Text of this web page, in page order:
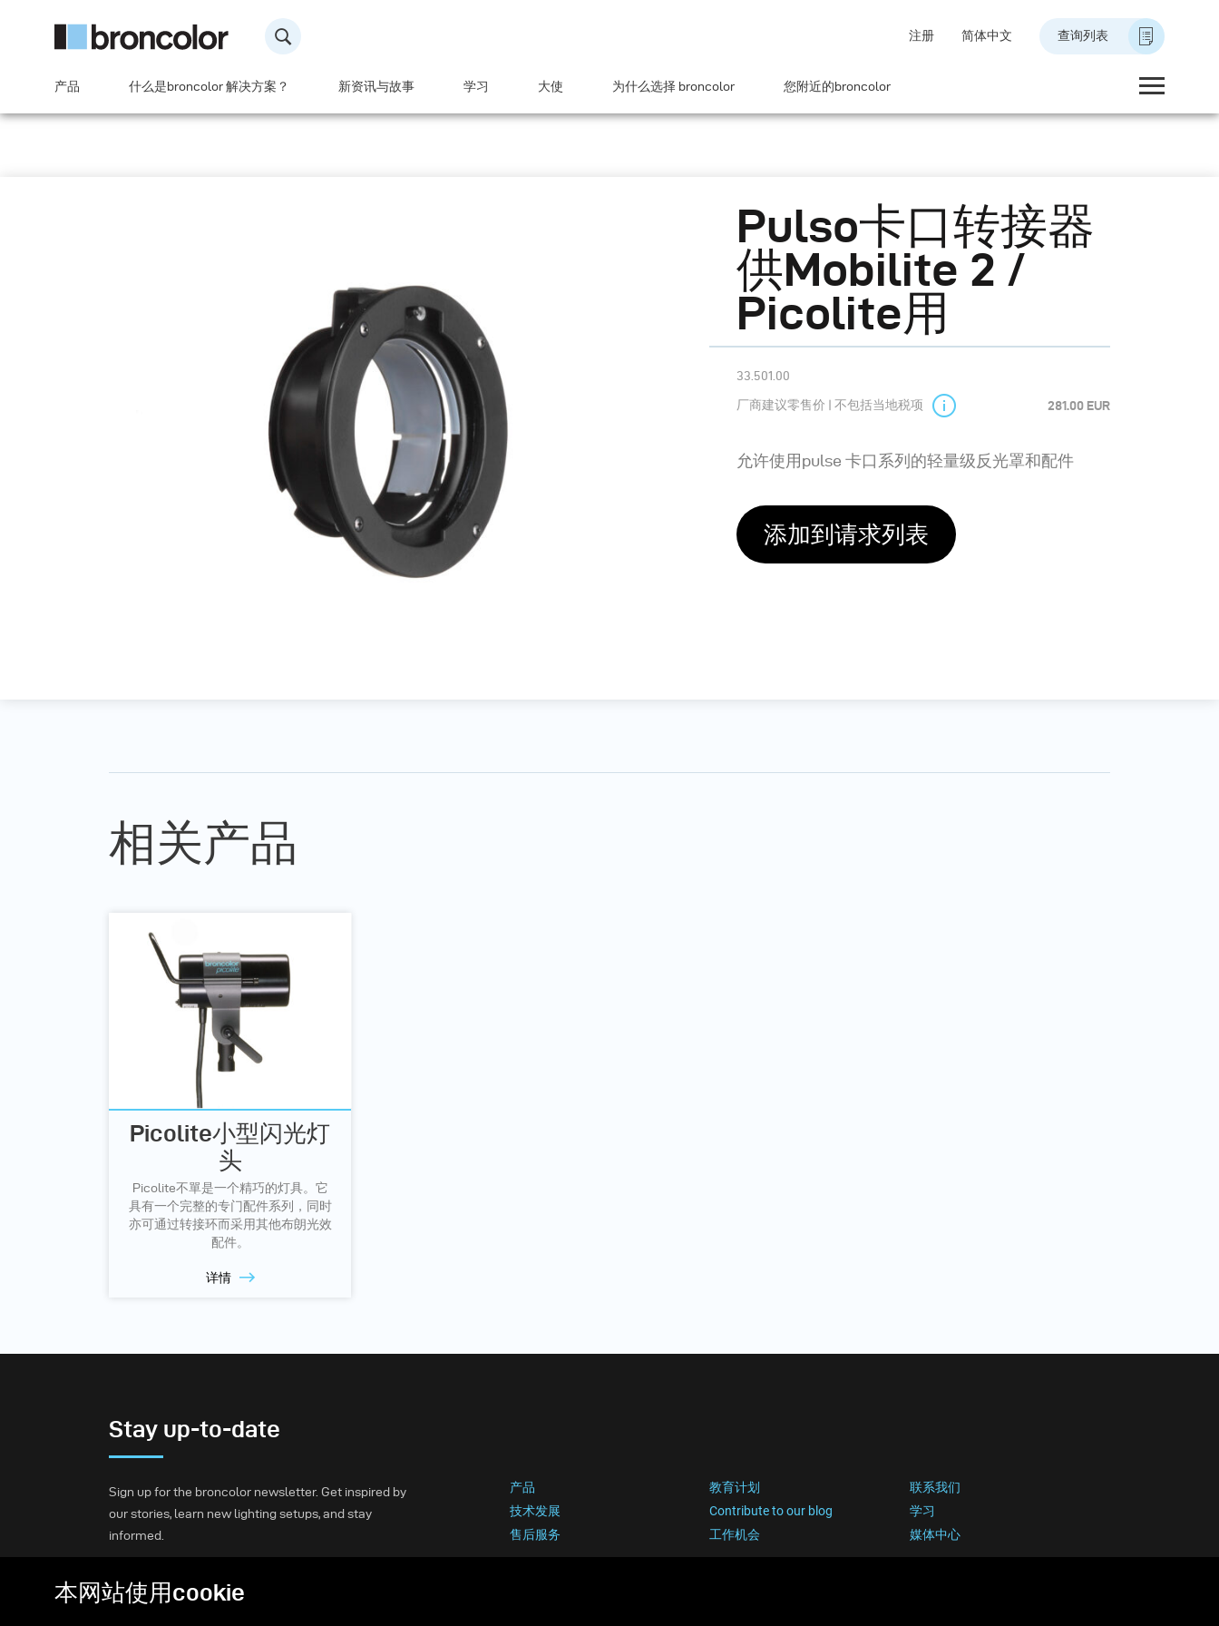
注册 简体中文 查询列表
产品 什么是broncolor 解决方案？ 新资讯与故事 学习 大使 为什么选择 broncolor 您附近的broncolor
Pulso卡口转接器
供Mobilite 2 /
Picolite用
33.501.00
厂商建议零售价 | 不包括当地税项 281.00 EUR
允许使用pulse 卡口系列的轻量级反光罩和配件
添加到请求列表
相关产品
Picolite小型闪光灯
头
Picolite不單是一个精巧的灯具。它
具有一个完整的专门配件系列，同时
亦可通过转接环而采用其他布朗光效
配件。
详情
Stay up-to-date
Sign up for the broncolor newsletter. Get inspired by
our stories, learn new lighting setups, and stay
informed.
Subscribe
产品 教育计划
联系我们
技术发展
Contribute to our blog
学习
售后服务
工作机会 媒体中心
本网站使用cookie